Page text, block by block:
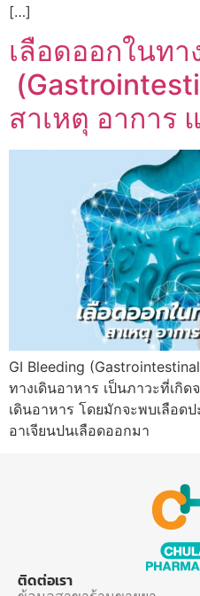
[…]
เลือดออกในทา
สาเหตุ อาการ
GI Bleeding
ทางเดินอาหาร เป็นภาวะที่เกิ
เดินอาหาร โดยมักจะพบเลือด
อาเจียนปนเลือดออกมา
ติดต่อเรา